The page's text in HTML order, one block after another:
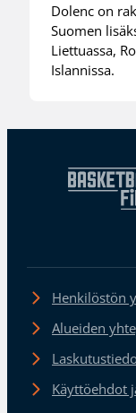
Dolenc on
Suomen
Liettuassa,
Islannissa.
Henkilöstön
Alueiden
Käyttöehdot